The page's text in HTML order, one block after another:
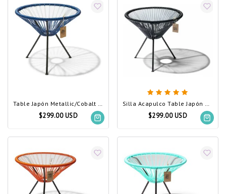
Table Japón Metallic/Cobalt Blue
$299.00 USD
Silla Acapulco Table Japón Black (Made w/ Recycled PVC)
$299.00 USD